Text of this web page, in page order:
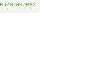
в магазинах